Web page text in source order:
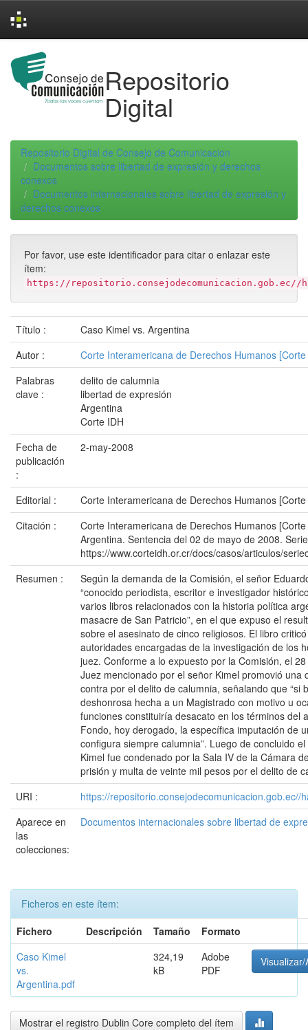
navigation
Repositorio
Digital
Repositorio Digital de Consejo de Comunicacion
Documentos sobre libertad de expresión y derechos
conexos
Documentos internacionales sobre libertad de expresión y
derechos conexos
Por favor, use este identificador para citar o enlazar este
ítem:
https://repositorio.consejodecomunicacion.gob.ec//
Título :
Caso Kimel vs. Argentina
Autor :
Corte Interamericana de Derechos Humanos
Palabras
clave :
delito de calumnia
libertad de expresión
Argentina
Corte IDH
Fecha de
publicación
:
2-may-2008
Editorial :
Corte Interamericana de Derechos Humanos
Citación :
Corte Interamericana de Derechos Humanos
Argentina. Sentencia del 02 de mayo de 2008.
https://www.corteidh.or.cr/docs/casos/articulos/
Resumen :
Según la demanda de la Comisión, el señor
“conocido periodista, escritor e investigador
varios libros relacionados con la historia política
masacre de San Patricio”, en el que expuso el
sobre el asesinato de cinco religiosos. El libro
autoridades encargadas de la investigación de los
juez. Conforme a lo expuesto por la Comisión, el
Juez mencionado por el señor Kimel promovió una
contra por el delito de calumnia, señalando que “si
deshonrosa hecha a un Magistrado con motivo u
funciones constituiría desacato en los términos del
Fondo, hoy derogado, la específica imputación de
configura siempre calumnia”. Luego de concluido
Kimel fue condenado por la Sala IV de la Cámara
prisión y multa de veinte mil pesos por el delito de
URI :
https://repositorio.consejodecomunicacion.gob.ec//
Aparece en
las
colecciones:
Documentos internacionales sobre libertad de
Ficheros en este ítem:
Fichero
Descripción Tamaño
Formato
Caso Kimel
vs.
Argentina.pdf
324,19
kB
Adobe
PDF
Visualizar/
Mostrar el registro Dublin Core completo del ítem